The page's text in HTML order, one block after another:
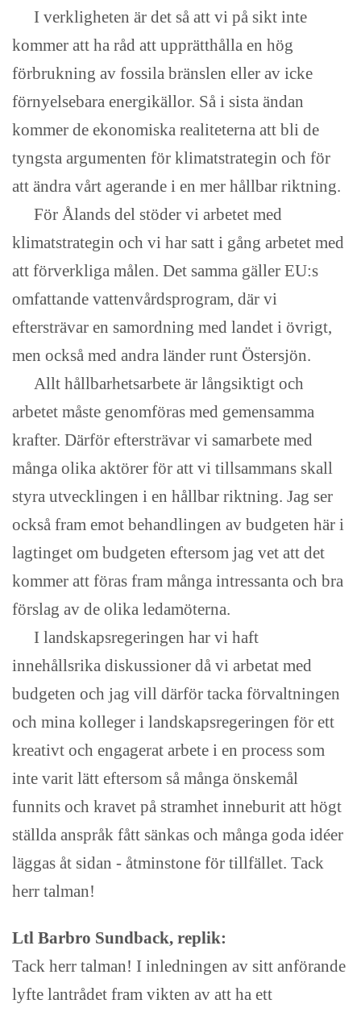
I verkligheten är det så att vi på sikt inte
kommer att ha råd att upprätthålla en hög
förbrukning av fossila bränslen eller av icke
förnyelsebara energikällor. Så i sista ändan
kommer de ekonomiska realiteterna att bli de
tyngsta argumenten för klimatstrategin och för
att ändra vårt agerande i en mer hållbar riktning.
För Ålands del stöder vi arbetet med
klimatstrategin och vi har satt i gång arbetet med
att förverkliga målen. Det samma gäller EU:s
omfattande vattenvårdsprogram, där vi
eftersträvar en samordning med landet i övrigt,
men också med andra länder runt Östersjön.
Allt hållbarhetsarbete är långsiktigt och
arbetet måste genomföras med gemensamma
krafter. Därför eftersträvar vi samarbete med
många olika aktörer för att vi tillsammans skall
styra utvecklingen i en hållbar riktning. Jag ser
också fram emot behandlingen av budgeten här i
lagtinget om budgeten eftersom jag vet att det
kommer att föras fram många intressanta och bra
förslag av de olika ledamöterna.
I landskapsregeringen har vi haft
innehållsrika diskussioner då vi arbetat med
budgeten och jag vill därför tacka förvaltningen
och mina kolleger i landskapsregeringen för ett
kreativt och engagerat arbete i en process som
inte varit lätt eftersom så många önskemål
funnits och kravet på stramhet inneburit att högt
ställda anspråk fått sänkas och många goda idéer
läggas åt sidan - åtminstone för tillfället. Tack
herr talman!
Ltl Barbro Sundback, replik:
Tack herr talman! I inledningen av sitt anförande
lyfte lantrådet fram vikten av att ha ett